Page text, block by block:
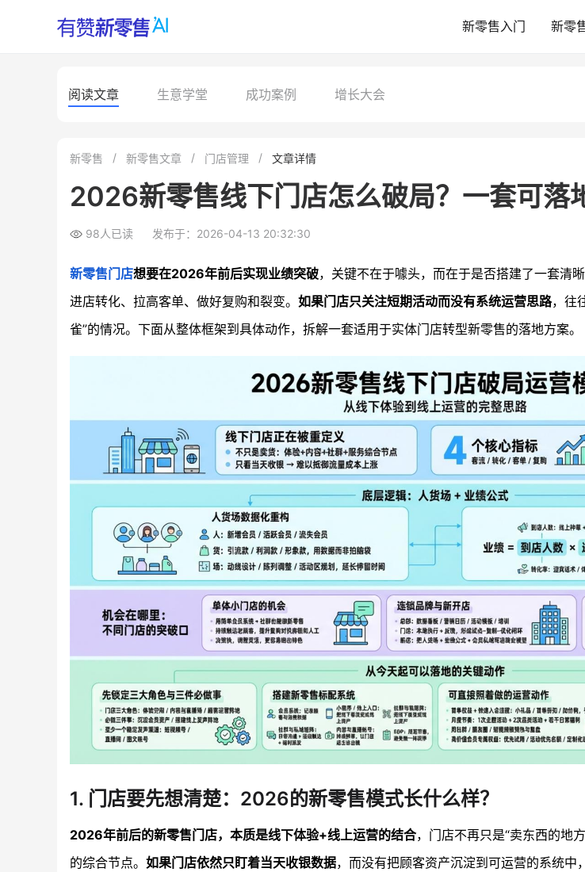
新零售入门 新零
阅读文章 生意学堂 成功案例 增长大会
新零售 新零售文章 门店管理 文章详情
2026新零售线下门店怎么破局？一套可落
98人已读 发布于：2026-04-13 20:32:30
新零售门店想要在2026年前后实现业绩突破，关键不在于噱头，而在于是否搭建了一套清
进店转化、拉高客单、做好复购和裂变。 如果门店只关注短期活动而没有系统运营思路，往
雀”的情况。下面从整体框架到具体动作，拆解一套适用于实体门店转型新零售的落地方案。
1. 门店要先想清楚：2026的新零售模式长什么样？
2026年前后的新零售门店，本质是线下体验+线上运营的结合，门店不再只是“卖东西的地
的综合节点。 如果门店依然只盯着当天收银数据，而没有把顾客资产沉淀到可运营的系统